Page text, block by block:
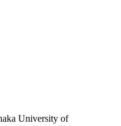
University of